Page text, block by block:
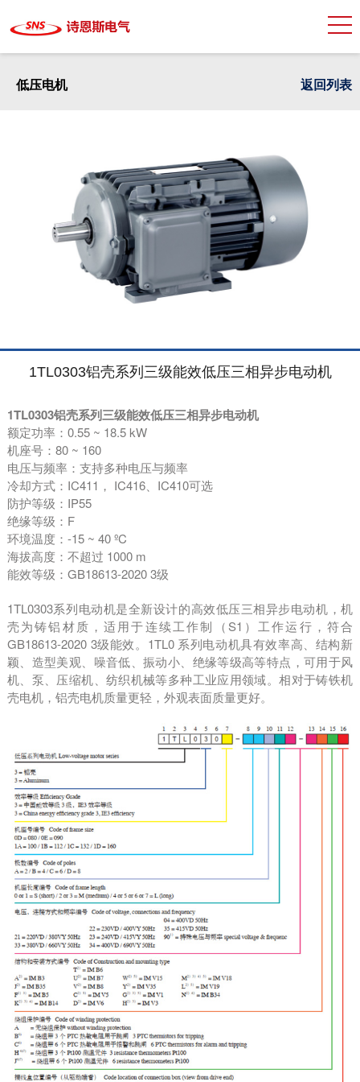
低压电机 返回列表
1TL0303铝壳系列三级能效低压三相异步电动机
1TL0303铝壳系列三级能效低压三相异步电动机
额定功率： 0.55 ~ 18.5 kW
机座号： 80 ~ 160
电压与频率：支持多种电压与频率
冷却方式： IC411 ， IC416、 IC410可选
防护等级： IP55
绝缘等级： F
环境温度： -15 ~ 40ºC
海拔高度：不超过 1000 m
能效等级： GB18613-2020 3级
1TL0303系列电动机是全新设计的高效低压三相异步电动机，机
壳为铸铝材质，适用于连续工作制（ S1 ）工作运行，符合
GB18613-2020 3级能效。 1TL0 系列电动机具有效率高、结构新
颖、造型美观、噪音低、振动小、绝缘等级高等特点，可用于风
机、泵、压缩机、纺织机械等多种工业应用领域。相对于铸铁机
壳电机，铝壳电机质量更轻，外观表面质量更好。